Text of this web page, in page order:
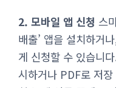
2. 모바일 앱 신청 스
배출’ 앱을 설치하거
게 신청할 수 있습니
시하거나 PDF로 저